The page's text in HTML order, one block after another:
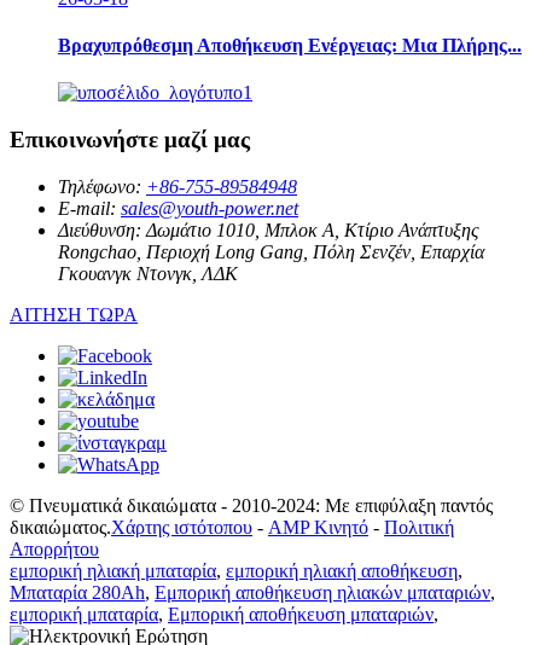
Βραχυπρόθεσμη Αποθήκευση Ενέργειας: Μια Πλήρης...
Επικοινωνήστε μαζί μας
Τηλέφωνο: +86-755-89584948
E-mail: sales@youth-power.net
Διεύθυνση: Δωμάτιο 1010, Μπλοκ Α, Κτίριο Ανάπτυξης
Rongchao, Περιοχή Long Gang, Πόλη Σενζέν, Επαρχία
Γκουανγκ Ντονγκ, ΛΔΚ
ΑΙΤΗΣΗ ΤΩΡΑ
© Πνευματικά δικαιώματα - 2010-2024: Με επιφύλαξη παντός
δικαιώματος.Χάρτης ιστότοπου - AMP Κινητό - Πολιτική
Απορρήτου
εμπορική ηλιακή μπαταρία, εμπορική ηλιακή αποθήκευση,
Μπαταρία 280Ah, Εμπορική αποθήκευση ηλιακών μπαταριών,
εμπορική μπαταρία, Εμπορική αποθήκευση μπαταριών,